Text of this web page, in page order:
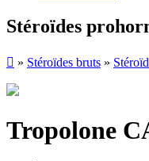
Stéroïdes
 » Stéroïdes bruts »
Tropolone